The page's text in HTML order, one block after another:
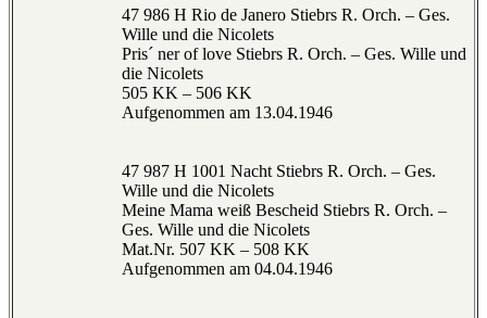
47 986 H Rio de Janero Stiebrs R. Orch. – Ges.
Wille und die Nicolets
Pris´ ner of love Stiebrs R. Orch. – Ges. Wille und
die Nicolets
505 KK – 506 KK
Aufgenommen am 13.04.1946
47 987 H 1001 Nacht Stiebrs R. Orch. – Ges.
Wille und die Nicolets
Meine Mama weiß Bescheid Stiebrs R. Orch. –
Ges. Wille und die Nicolets
Mat.Nr. 507 KK – 508 KK
Aufgenommen am 04.04.1946